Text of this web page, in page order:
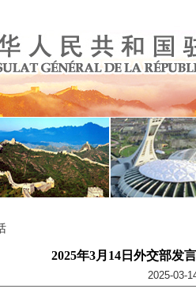
2025年3月14日外交部发
2025-03-